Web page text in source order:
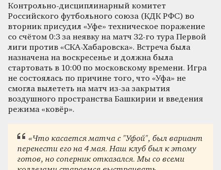
Контрольно‑дисциплинарный комитет
Российского футбольного союза (КДК РФС) во
вторник присудил «Уфе» техническое поражение
со счётом 0:3 за неявку на матч 32-го тура Первой
лиги против «СКА‑Хабаровска». Встреча была
назначена на воскресенье и должна была
стартовать в 10:00 по московскому времени. Игра
не состоялась по причине того, что «Уфа» не
смогла вылететь на матч из‑за закрытия
воздушного пространства Башкирии и введения
режима «ковёр».
«Что касается матча с "Уфой", был вариант
перенести его на 4 мая. Наш клуб был к этому
готов, но соперник отказался. Мы со всеми